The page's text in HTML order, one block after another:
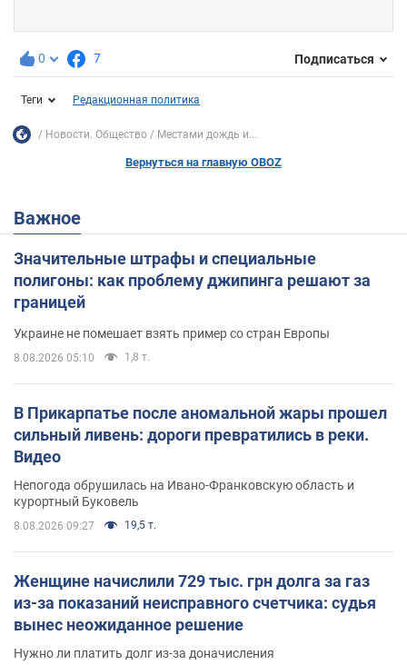
0 7 Подписаться
Теги Редакционная политика
Новости. Общество Местами дождь и...
Вернуться на главную OBOZ
Важное
Значительные штрафы и специальные
полигоны: как проблему джипинга решают за
границей
Украине не помешает взять пример со стран Европы
8.08.2026 05:10 1,8 т.
В Прикарпатье после аномальной жары прошел
сильный ливень: дороги превратились в реки.
Видео
Непогода обрушилась на Ивано-Франковскую область и
курортный Буковель
8.08.2026 09:27 19,5 т.
Женщине начислили 729 тыс. грн долга за газ
из-за показаний неисправного счетчика: судья
вынес неожиданное решение
Нужно ли платить долг из-за доначисления